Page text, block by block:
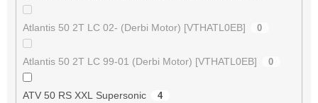
Atlantis 50 2T LC 02- (Derbi Motor) [VTHATL0EB] 0
Atlantis 50 2T LC 99-01 (Derbi Motor) [VTHATL0EB] 0
ATV 50 RS XXL Supersonic 4